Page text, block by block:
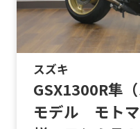
スズキ
GSX1300R隼
モデル モト